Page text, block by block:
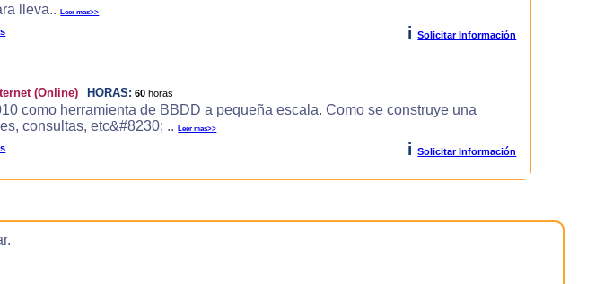
lleva..Leer mas>>
i Solicitar Información
(Online) HORAS: 60 horas
como herramienta de BBDD a pequeña escala. Como se construye una
consultas, etc&#8230; ..Leer mas>>
i Solicitar Información